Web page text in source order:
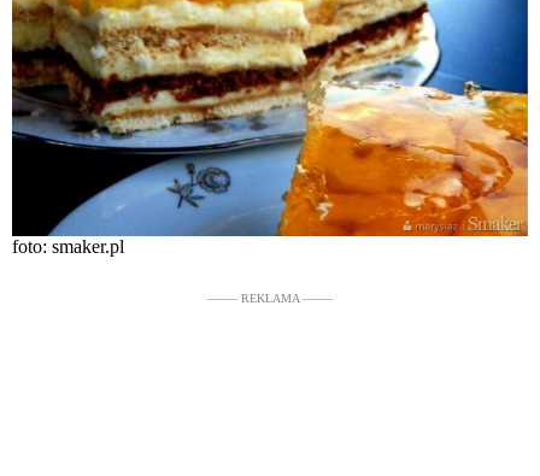
foto: smaker.pl
––––– REKLAMA –––––